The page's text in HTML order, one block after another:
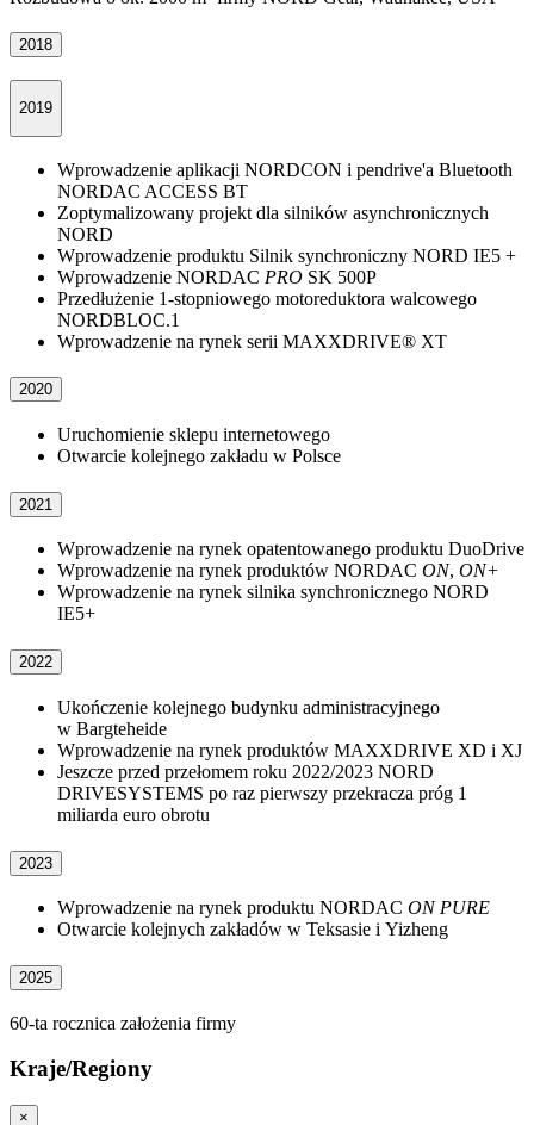
2018
2019
Wprowadzenie aplikacji NORDCON i pendrive'a Bluetooth
NORDAC ACCESS BT
Zoptymalizowany projekt dla silników asynchronicznych
NORD
Wprowadzenie produktu Silnik synchroniczny NORD IE5 +
Wprowadzenie NORDAC PRO SK 500P
Przedłużenie 1-stopniowego motoreduktora walcowego
NORDBLOC.1
Wprowadzenie na rynek serii MAXXDRIVE® XT
2020
Uruchomienie sklepu internetowego
Otwarcie kolejnego zakładu w Polsce
2021
Wprowadzenie na rynek opatentowanego produktu DuoDrive
Wprowadzenie na rynek produktów NORDAC ON, ON+
Wprowadzenie na rynek silnika synchronicznego NORD
IE5+
2022
Ukończenie kolejnego budynku administracyjnego
w Bargteheide
Wprowadzenie na rynek produktów MAXXDRIVE XD i XJ
Jeszcze przed przełomem roku 2022/2023 NORD
DRIVESYSTEMS po raz pierwszy przekracza próg 1
miliarda euro obrotu
2023
Wprowadzenie na rynek produktu NORDAC ON PURE
Otwarcie kolejnych zakładów w Teksasie i Yizheng
2025
60-ta rocznica założenia firmy
Kraje/Regiony
×